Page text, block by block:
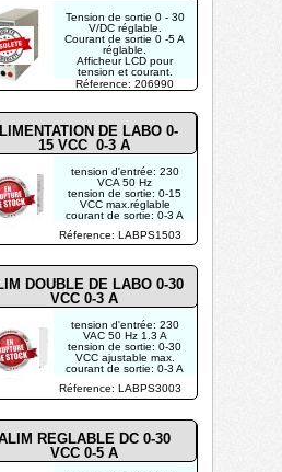
Réference: 206990
Tension de sortie 0 - 30
V/DC réglable.
Courant de sortie 0 -5 A
réglable.
Afficheur LCD pour
tension et courant.
Protection contre les
courts-circuits.
Réference: LABPS3003
Réference: LABPS1503
DOUBLE DE LABO 0-30
VCC 0-3 A
REGLABLE DC 0-30
VCC 0-5 A
DE LABO 0-
15 VCC 0-3 A
tension d'entrée: 230
VAC 50 Hz 1.3 A
tension de sortie: 0-30
VCC ajustable max.
courant de sortie: 0-3 A
tension d'ondulation: 1
mV
tension d'entrée: 230
VCA 50 Hz
tension de sortie: 0-15
VCC max.réglable
courant de sortie: 0-3 A
tension d'ondulation: 1
mV